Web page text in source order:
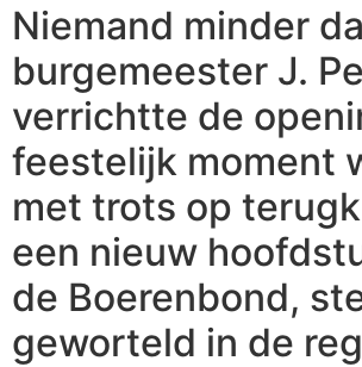
Niemand minder
burgemeester J.
verrichtte de
feestelijk moment
met trots op
een nieuw
de Boerenbond,
geworteld in de